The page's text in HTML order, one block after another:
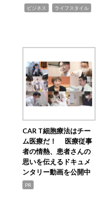
ビジネス ライフスタイル
CAR T細胞療法はチー
ム医療だ！ 医療従事
者の情熱、患者さんの
思いを伝えるドキュメ
ンタリー動画を公開中
PR